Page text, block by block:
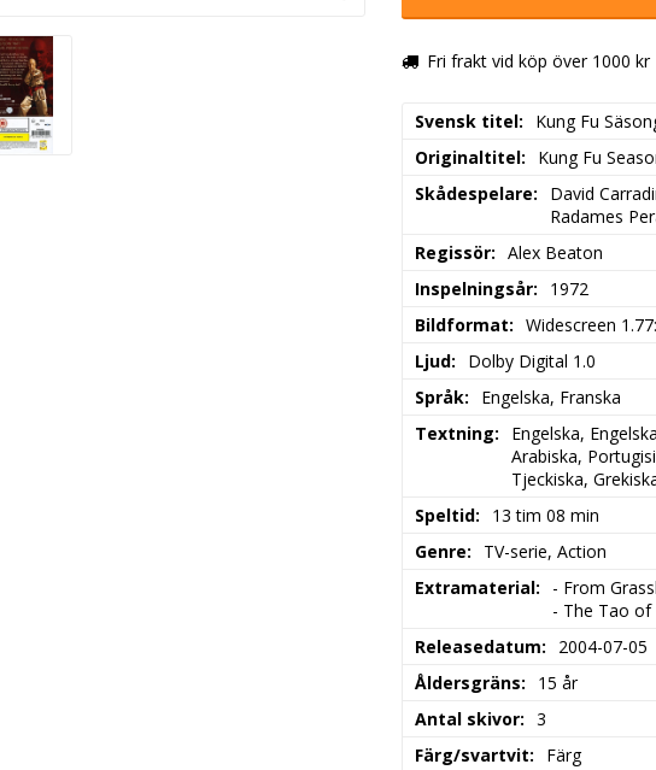
Fri frakt vid köp över 1000 kr
Svensk titel
Kung Fu
Originaltitel
Kung Fu
Skådespelare
David
Radames
Regissör
Alex Beaton
Inspelningsår
1972
Bildformat
Widescreen
Ljud
Dolby Digital 1.0
Språk
Engelska, Franska
Textning
Engelska,
Arabiska,
Tjeckiska,
Speltid
13 tim 08 min
Genre
TV-serie, Action
Extramaterial
- From
- The Tao of
Releasedatum
2004-07-05
Åldersgräns
15 år
Antal skivor
3
Färg/svartvit
Färg